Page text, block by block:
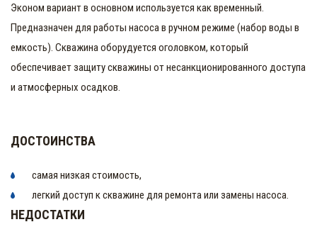
Эконом вариант в основном используется как временный.
Предназначен для работы насоса в ручном режиме (набор воды в
емкость). Скважина оборудуется оголовком, который
обеспечивает защиту скважины от несанкционированного доступа
и атмосферных осадков.
ДОСТОИНСТВА
самая низкая стоимость,
легкий доступ к скважине для ремонта или замены насоса.
НЕДОСТАТКИ